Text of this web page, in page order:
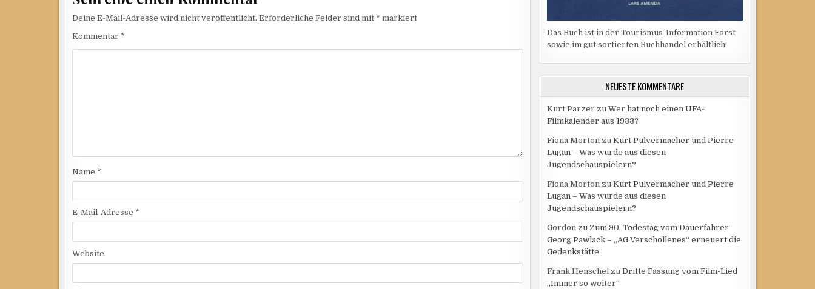
Deine E-Mail-Adresse wird nicht veröffentlicht. Erforderliche Felder sind mit * markiert
Kommentar *
Name *
E-Mail-Adresse *
Website
Das Buch ist in der Tourismus-Information Forst
sowie im gut sortierten Buchhandel erhältlich!
NEUESTE KOMMENTARE
Kurt Parzer zu Wer hat noch einen UFA-
Filmkalender aus 1933?
Fiona Mortonzu Kurt Pulvermacher und Pierre
Lugan – Was wurde aus diesen
Jugendschauspielern?
Fiona Mortonzu Kurt Pulvermacher und Pierre
Lugan – Was wurde aus diesen
Jugendschauspielern?
Gordonzu Zum 90. Todestag vom Dauerfahrer
Georg Pawlack – „AG Verschollenes“ erneuert die
Gedenkstätte
Frank Henschelzu Dritte Fassung vom Film-Lied
„Immer so weiter“